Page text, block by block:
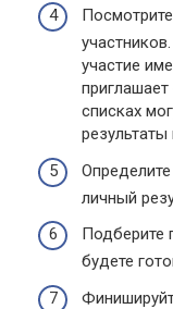
участие
списках
личный
Подберите
будете